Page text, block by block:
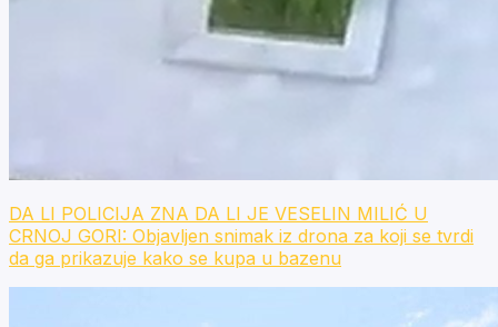
DA LI POLICIJA ZNA DA LI JE VESELIN MILIĆ U
CRNOJ GORI: Objavljen snimak iz drona za koji se tvrdi
da ga prikazuje kako se kupa u bazenu